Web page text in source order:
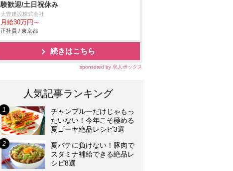
験歓迎/土日祝休み
大豊建設株式会社
月給30万円～
正社員 / 東京都
続きはこちら
sponsored by 求人ボックス
人気記事ランキング
チャンプルーだけじゃもっ
たいない！今年こそ極める
夏ゴーヤ絶品レシピ3選
夏バテに負けない！豚肉で
スタミナ補給できる絶品レ
シピ8選